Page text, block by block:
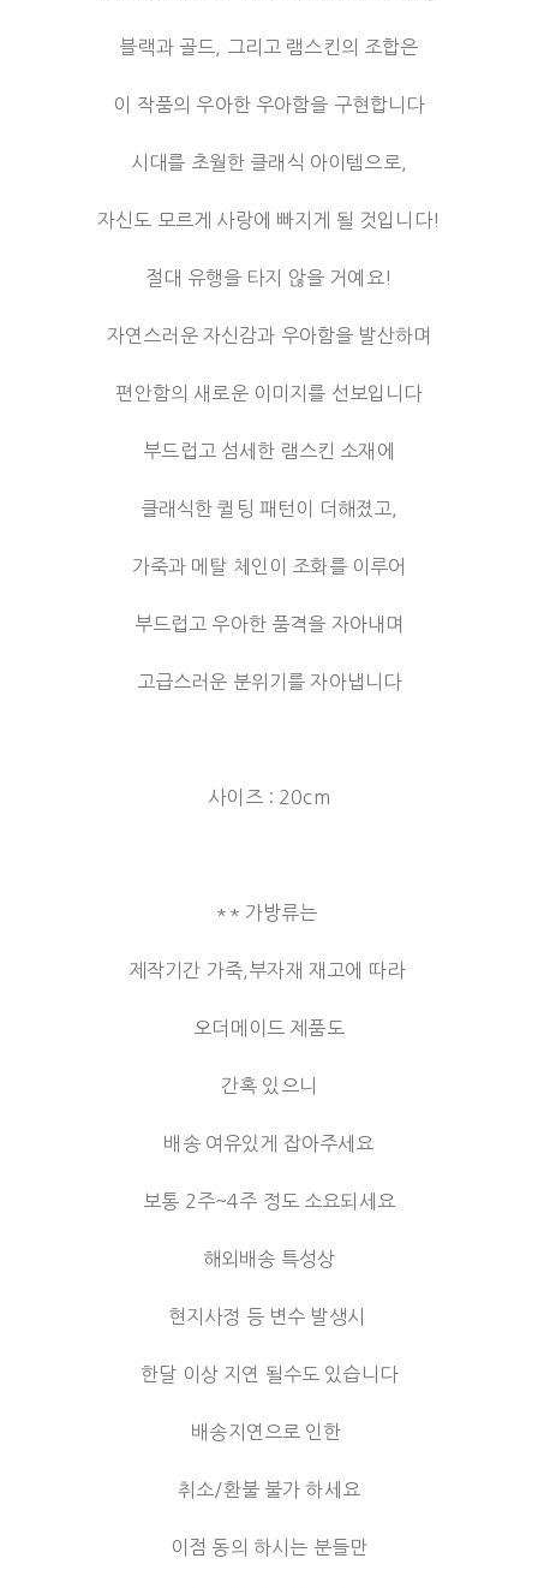
블랙과 골드, 그리고 램스킨의 조합은
이 작품의 우아한 우아함을 구현합니다
시대를 초월한 클래식 아이템으로,
자신도 모르게 사랑에 빠지게 될 것입니다!
절대 유행을 타지 않을 거예요!
자연스러운 자신감과 우아함을 발산하며
편안함의 새로운 이미지를 선보입니다
부드럽고 섬세한 램스킨 소재에
클래식한 퀼팅 패턴이 더해졌고,
가죽과 메탈 체인이 조화를 이루어
부드럽고 우아한 품격을 자아내며
고급스러운 분위기를 자아냅니다
사이즈 : 20cm
** 가방류는
제작기간 가죽,부자재 재고에 따라
오더메이드 제품도
간혹 있으니
배송 여유있게 잡아주세요
보통 2주~4주 정도 소요되세요
해외배송 특성상
현지사정 등 변수 발생시
한달 이상 지연 될수도 있습니다
배송지연으로 인한
취소/환불 불가 하세요
이점 동의 하시는 분들만